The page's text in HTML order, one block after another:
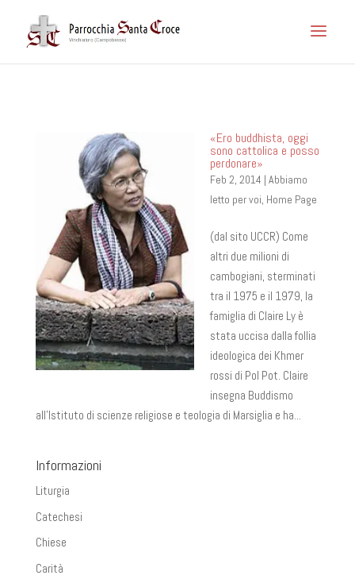
«Ero buddhista, oggi
sono cattolica e posso
perdonare»
Feb 2, 2014 | Abbiamo
letto per voi, Home Page
(dal sito UCCR) Come
altri due milioni di
cambogiani, sterminati
tra il 1975 e il 1979, la
famiglia di Claire Ly è
stata uccisa dalla follia
ideologica dei Khmer
rossi di Pol Pot. Claire
insegna Buddismo
all’Istituto di scienze religiose e teologia di Marsiglia e ha...
Informazioni
Liturgia
Catechesi
Chiese
Carità